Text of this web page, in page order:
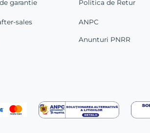
garantie
sales
Politica de Retur
ANPC
Anunturi PNRR